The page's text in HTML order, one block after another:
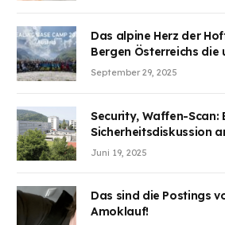
Das alpine Herz der
Bergen Österreichs die
Wunden des
September 29, 2025
Security, Waffen-Scan:
Sicherheitsdiskussion
Juni 19, 2025
Das sind die Postings
Amoklauf!